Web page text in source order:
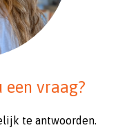
vraag?
te antwoorden.